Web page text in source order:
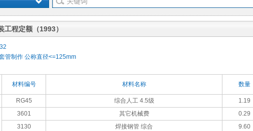
工程定额（1993）
管制作 公称直径<=125mm
材料编号 材料名称 数量
RG45 综合人工 4.5级 1.19
3601 其它机械费 0.29
3130
焊接钢管 综合 9.60